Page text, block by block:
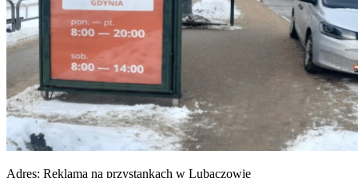
Adres: Reklama na przystankach w Lubaczowie